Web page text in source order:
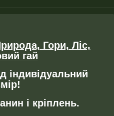
Гори, Ліс,
гай
індивідуальний
і кріплень.